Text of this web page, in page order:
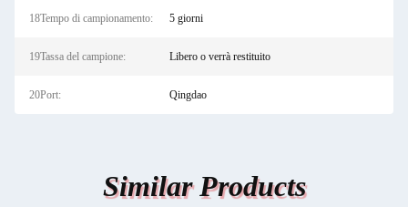
18Tempo di campionamento: 5 giorni
19Tassa del campione: Libero o verrà restituito
20Port: Qingdao
Similar Products